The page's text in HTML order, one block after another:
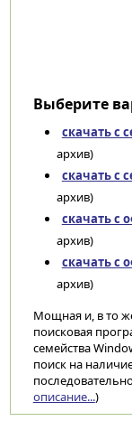
Выберите
скачать с
архив)
скачать с
архив)
скачать с
архив)
скачать с
архив)
Мощная и, в то
поисковая
семейства
поиск на
описание...)